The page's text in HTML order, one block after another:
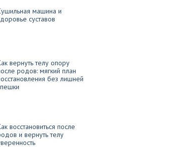
машина и
суставов
вернуть телу опору
родов: мягкий план
без лишней
восстановиться после
и вернуть телу